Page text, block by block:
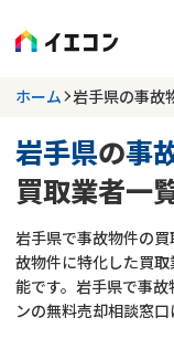
訳あり物件
岩手県
更新日 :2026年07月31日
業者を探す
ホーム 岩手県の事故
岩手県の事
買取業者一
岩手県で事故物件の
故物件に特化した買
能です。岩手県で事
ンの無料売却相談窓口